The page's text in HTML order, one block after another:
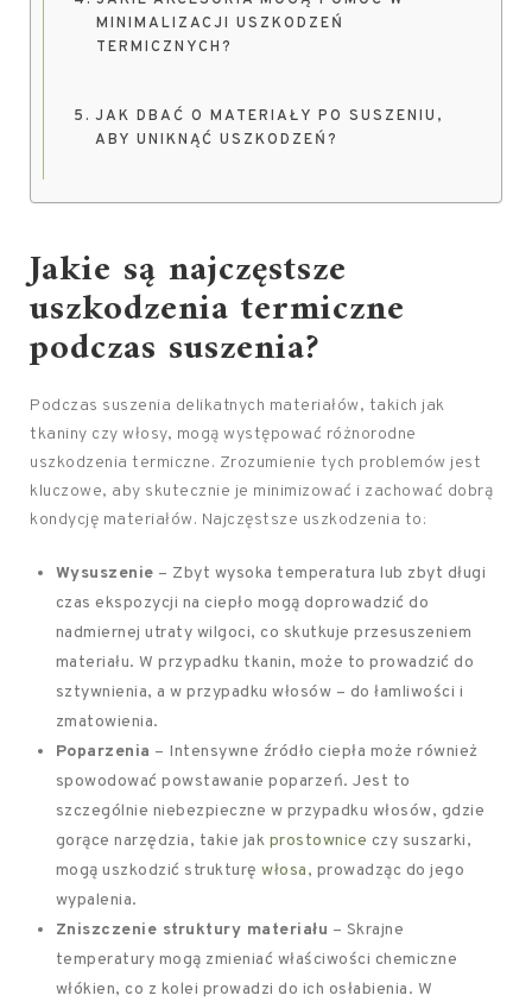
MINIMALIZACJI USZKODZEŃ
TERMICZNYCH?
JAK DBAĆ O MATERIAŁY PO SUSZENIU,
ABY UNIKNĄĆ USZKODZEŃ?
Jakie są najczęstsze
uszkodzenia termiczne
podczas suszenia?
Podczas suszenia delikatnych materiałów, takich jak
tkaniny czy włosy, mogą występować różnorodne
uszkodzenia termiczne. Zrozumienie tych problemów jest
kluczowe, aby skutecznie je minimizować i zachować dobrą
kondycję materiałów. Najczęstsze uszkodzenia to:
Wysuszenie – Zbyt wysoka temperatura lub zbyt długi
czas ekspozycji na ciepło mogą doprowadzić do
nadmiernej utraty wilgoci, co skutkuje przesuszeniem
materiału. W przypadku tkanin, może to prowadzić do
sztywnienia, a w przypadku włosów – do łamliwości i
zmatowienia.
Poparzenia – Intensywne źródło ciepła może również
spowodować powstawanie poparzeń. Jest to
szczególnie niebezpieczne w przypadku włosów, gdzie
gorące narzędzia, takie jak prostownice czy suszarki,
mogą uszkodzić strukturęwłosa, prowadząc do jego
wypalenia.
Zniszczenie struktury materiału – Skrajne
temperatury mogą zmieniać właściwości chemiczne
włókien, co z kolei prowadzi do ich osłabienia. W